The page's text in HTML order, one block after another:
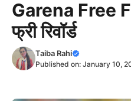
Garena Free
फ्री रिवॉर्ड
Taiba Rahi
Published on: January 10,